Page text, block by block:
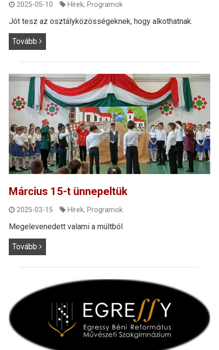
2025-05-10 Hírek, Programok
Jót tesz az osztályközösségeknek, hogy alkothatnak.
Tovább
Március 15-t ünnepeltük
2025-03-15 Hírek, Programok
Megelevenedett valami a múltból
Tovább